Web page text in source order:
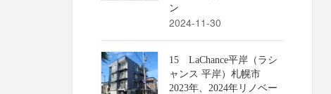
ン
2024-11-30
15 LaChance平岸（ラシ
ャンス 平岸）札幌市
2023年、2024年リノベー